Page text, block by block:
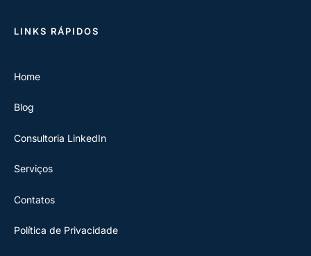
LINKS RÁPIDOS
Home
Blog
Consultoria LinkedIn
Serviços
Contatos
Política de Privacidade